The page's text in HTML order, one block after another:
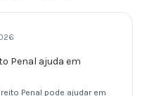
Penal ajuda em
Penal pode ajudar em